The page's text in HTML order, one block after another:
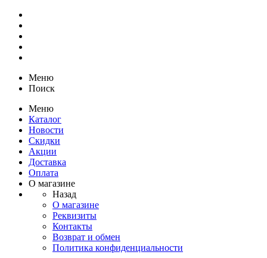
Меню
Поиск
Меню
Каталог
Новости
Скидки
Акции
Доставка
Оплата
О магазине
Назад
О магазине
Реквизиты
Контакты
Возврат и обмен
Политика конфиденциальности